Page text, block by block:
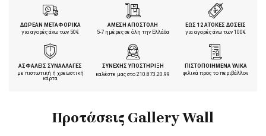
ΔΩΡΕΑΝ ΜΕΤΑΦΟΡΙΚΑ
για αγορές άνω των 50€
ΑΜΕΣΗ ΑΠΟΣΤΟΛΗ
5-7 ημέρες σε όλη την Ελλάδα
ΕΩΣ 12 ΑΤΟΚΕΣ ΔΟΣΕΙΣ
για αγορές άνω των 100€
ΑΣΦΑΛΕΙΣ ΣΥΝΑΛΛΑΓΕΣ
με πιστωτική ή χρεωστική
κάρτα
ΣΥΝΕΧΗΣ ΥΠΟΣΤΗΡΙΞΗ
καλέστε μας στο210.873.20.99
ΠΙΣΤΟΠΟΙΗΜΕΝΑ ΥΛΙΚΑ
φιλικά προς το περιβάλλον
Προτάσεις Gallery Wall